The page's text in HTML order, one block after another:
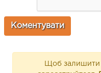
Щоб залишити